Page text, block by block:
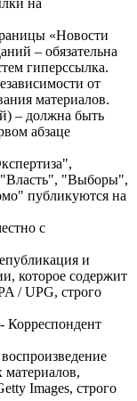
на
«Новости
– обязательна
гиперссылка.
от
материалов.
– должна быть
абзаце
"Выборы",
публикуются на
с
и
которое содержит
/ UPG, строго
Корреспондент
Images, строго